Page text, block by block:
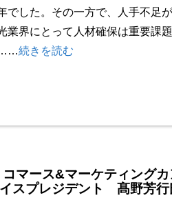
でした。その一方で、人手不足
業界にとって人材確保は重要課
……続きを読む
マース&マーケティング
スプレジデント 髙野芳行